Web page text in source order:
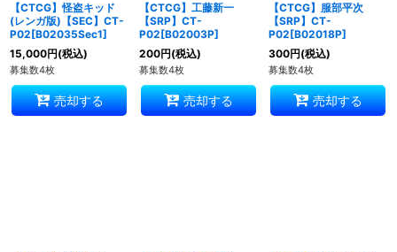
【CTCG】怪盗キッド
(レンガ版)【SEC】CT-
P02[B02035Sec1]
15,000円(税込)
募集数4枚
売却する
【CTCG】工藤新一
【SRP】CT-
P02[B02003P]
200円(税込)
募集数4枚
売却する
【CTCG】服部平次
【SRP】CT-
P02[B02018P]
300円(税込)
募集数4枚
売却する